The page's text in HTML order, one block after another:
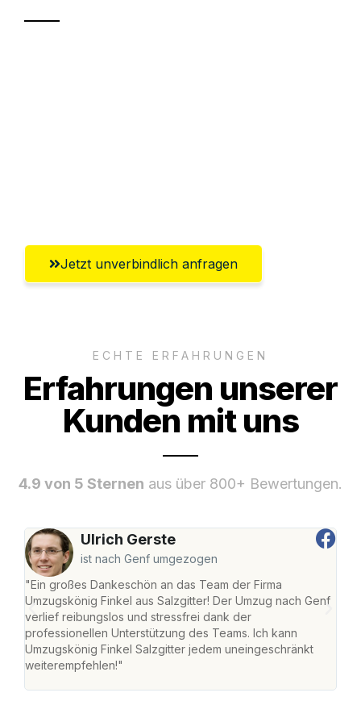
Jetzt unverbindlich anfragen
ECHTE ERFAHRUNGEN
Erfahrungen unserer
Kunden mit uns
4.9 von 5 Sternen aus über 800+ Bewertungen.
Ulrich Gerste
ist nach Genf umgezogen
"Ein großes Dankeschön an das Team der Firma
Umzugskönig Finkel aus Salzgitter! Der Umzug nach Genf
verlief reibungslos und stressfrei dank der
professionellen Unterstützung des Teams. Ich kann
Umzugskönig Finkel Salzgitter jedem uneingeschränkt
weiterempfehlen!"